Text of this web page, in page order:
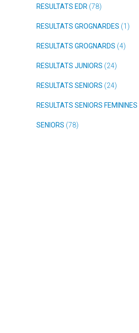
RESULTATS EDR (78)
RESULTATS GROGNARDES (1)
RESULTATS GROGNARDS (4)
RESULTATS JUNIORS (24)
RESULTATS SENIORS (24)
RESULTATS SENIORS FEMININES
SENIORS (78)